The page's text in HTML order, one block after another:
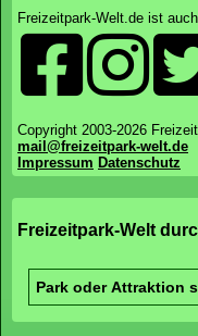
Freizeitpark-Welt.de ist
Copyright 2003-2026
mail@freizeitpark-welt.de
Impressum Datenschutz
Freizeitpark-Welt